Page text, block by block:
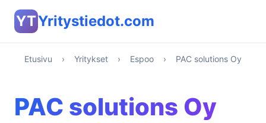
YTYritystiedot.com
Etusivu › Yritykset › Espoo › PAC solutions Oy
PAC solutions Oy